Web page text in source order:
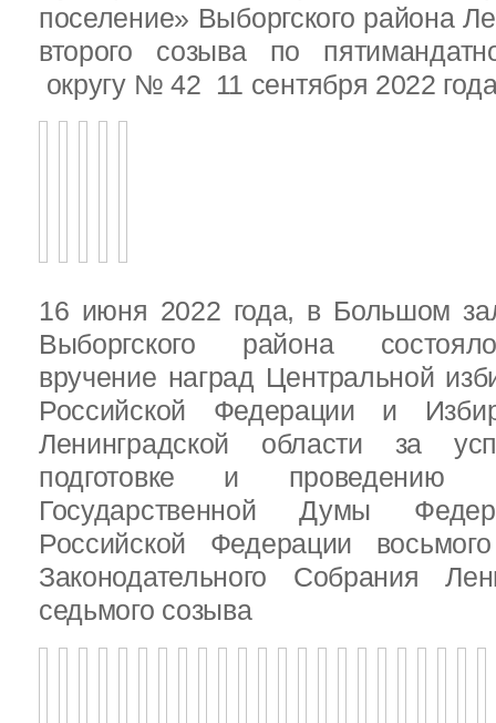
поселение» Выборгского района
второго созыва по
округу № 42 11 сентября 2022
16 июня 2022 года, в Большом
Выборгского района
вручение наград Центральной
Российской Федерации и
Ленинградской области за
подготовке и проведению
Государственной Думы
Российской Федерации
Законодательного Собрания
седьмого созыва